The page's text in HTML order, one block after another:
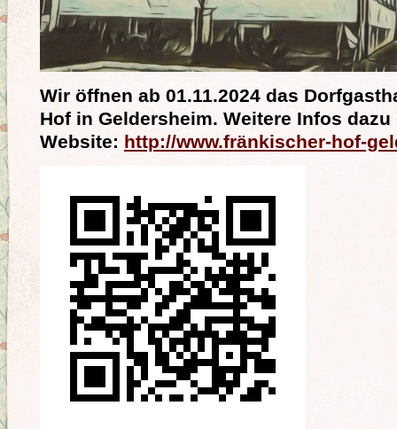
Wir öffnen ab 01.11.2024 das
Hof in Geldersheim. Weitere Infos dazu
Website: http://www.fränkischer-hof-